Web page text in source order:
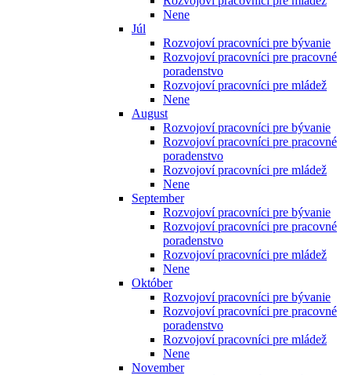
Nene
Júl
Rozvojoví pracovníci pre bývanie
Rozvojoví pracovníci pre pracovné
poradenstvo
Rozvojoví pracovníci pre mládež
Nene
August
Rozvojoví pracovníci pre bývanie
Rozvojoví pracovníci pre pracovné
poradenstvo
Rozvojoví pracovníci pre mládež
Nene
September
Rozvojoví pracovníci pre bývanie
Rozvojoví pracovníci pre pracovné
poradenstvo
Rozvojoví pracovníci pre mládež
Nene
Október
Rozvojoví pracovníci pre bývanie
Rozvojoví pracovníci pre pracovné
poradenstvo
Rozvojoví pracovníci pre mládež
Nene
November